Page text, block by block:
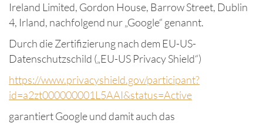
Ireland Limited, Gordon House, Barrow Street, Dublin
4, Irland, nachfolgend nur „Google“ genannt.
Durch die Zertifizierung nach dem EU-US-
Datenschutzschild („EU-US Privacy Shield“)
https://www.privacyshield.gov/participant?
id=a2zt000000001L5AAI&status=Active
garantiert Google und damit auch das